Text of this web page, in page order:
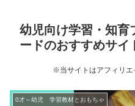
幼児向け学習・知育
ードのおすすめサイ
※当サイトはアフィリエ
0才～幼児 学習教材とおもちゃ